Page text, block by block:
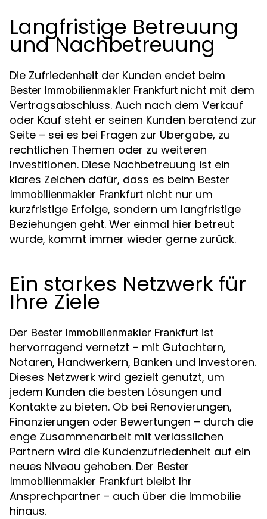
Langfristige Betreuung
und Nachbetreuung
Die Zufriedenheit der Kunden endet beim
Bester Immobilienmakler Frankfurt nicht mit dem
Vertragsabschluss. Auch nach dem Verkauf
oder Kauf steht er seinen Kunden beratend zur
Seite – sei es bei Fragen zur Übergabe, zu
rechtlichen Themen oder zu weiteren
Investitionen. Diese Nachbetreuung ist ein
klares Zeichen dafür, dass es beim Bester
Immobilienmakler Frankfurt nicht nur um
kurzfristige Erfolge, sondern um langfristige
Beziehungen geht. Wer einmal hier betreut
wurde, kommt immer wieder gerne zurück.
Ein starkes Netzwerk für
Ihre Ziele
Der Bester Immobilienmakler Frankfurt ist
hervorragend vernetzt – mit Gutachtern,
Notaren, Handwerkern, Banken und Investoren.
Dieses Netzwerk wird gezielt genutzt, um
jedem Kunden die besten Lösungen und
Kontakte zu bieten. Ob bei Renovierungen,
Finanzierungen oder Bewertungen – durch die
enge Zusammenarbeit mit verlässlichen
Partnern wird die Kundenzufriedenheit auf ein
neues Niveau gehoben. Der Bester
Immobilienmakler Frankfurt bleibt Ihr
Ansprechpartner – auch über die Immobilie
hinaus.